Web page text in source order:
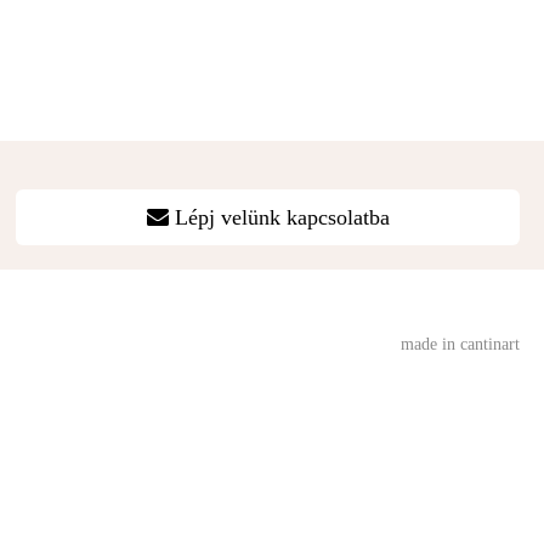
Lépj velünk kapcsolatba
made in cantinart